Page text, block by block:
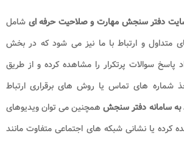
دفتر سنجش مهارت و صلاحیت حرفه ای شامل
متداول و ارتباط با ما نیز می شود که در بخش
پاسخ سوالات پرتکرار را مشاهده کرده و از طریق
شماره های تماس یا روش های برقراری ارتباط
به سامانه دفتر سنجش همچنین می توان ویدیوهای
کرده یا نشانی شبکه های اجتماعی متفاوت مانند